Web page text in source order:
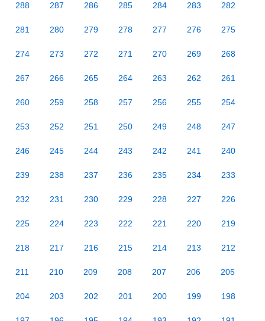
288 287 286 285 284 283 282
281 280 279 278 277 276 275
274 273 272 271 270 269 268
267 266 265 264 263 262 261
260 259 258 257 256 255 254
253 252 251 250 249 248 247
246 245 244 243 242 241 240
239 238 237 236 235 234 233
232 231 230 229 228 227 226
225 224 223 222 221 220 219
218 217 216 215 214 213 212
211 210 209 208 207 206 205
204 203 202 201 200 199 198